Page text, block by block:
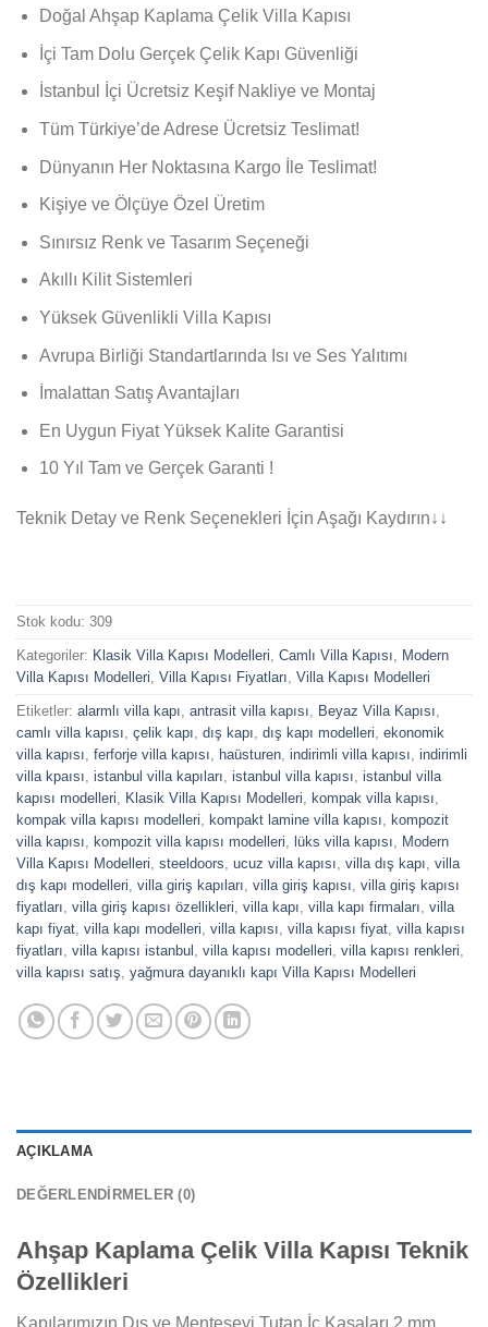
Doğal Ahşap Kaplama Çelik Villa Kapısı
İçi Tam Dolu Gerçek Çelik Kapı Güvenliği
İstanbul İçi Ücretsiz Keşif Nakliye ve Montaj
Tüm Türkiye’de Adrese Ücretsiz Teslimat!
Dünyanın Her Noktasına Kargo İle Teslimat!
Kişiye ve Ölçüye Özel Üretim
Sınırsız Renk ve Tasarım Seçeneği
Akıllı Kilit Sistemleri
Yüksek Güvenlikli Villa Kapısı
Avrupa Birliği Standartlarında Isı ve Ses Yalıtımı
İmalattan Satış Avantajları
En Uygun Fiyat Yüksek Kalite Garantisi
10 Yıl Tam ve Gerçek Garanti !
Teknik Detay ve Renk Seçenekleri İçin Aşağı Kaydırın↓↓
Stok kodu: 309
Kategoriler: Klasik Villa Kapısı Modelleri Camlı Villa Kapısı
Modern
Villa Kapısı Modelleri Villa Kapısı Fiyatları Villa Kapısı Modelleri
Etiketler: alarmlı villa kapı antrasit villa kapısı Beyaz Villa Kapısı
camlı villa kapısı çelik kapı dış kapı dış kapı modelleri ekonomik
villa kapısı ferforje villa kapısı haüsturen indirimli villa kapısı indirimli
villa kpaısı istanbul villa kapıları istanbul villa kapısı istanbul villa
kapısı modelleri
Klasik Villa Kapısı Modelleri kompak villa kapısı
kompak villa kapısı modelleri kompakt lamine villa kapısı kompozit
villa kapısı kompozit villa kapısı modelleri lüks villa kapısı
Modern
Villa Kapısı Modelleri steeldoors ucuz villa kapısı villa dış kapı villa
dış kapı modelleri villa giriş kapıları villa giriş kapısı villa giriş kapısı
fiyatları villa giriş kapısı özellikleri villa kapı villa kapı firmaları villa
kapı fiyat villa kapı modelleri villa kapısı villa kapısı fiyat villa kapısı
fiyatları villa kapısı istanbul villa kapısı modelleri villa kapısı renkleri
villa kapısı satış yağmura dayanıklı kapı Villa Kapısı Modelleri
AÇIKLAMA
DEĞERLENDIRMELER (0)
Ahşap Kaplama Çelik Villa Kapısı Teknik
Özellikleri
Kapılarımızın Dış ve Menteşeyi Tutan İç Kasaları 2 mm